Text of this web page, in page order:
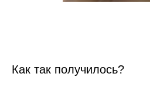
Как так получилось?